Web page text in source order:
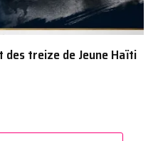
des treize de Jeune Haïti